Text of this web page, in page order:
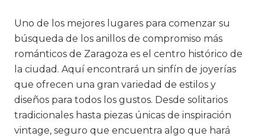
Uno de los mejores lugares para comenzar su
búsqueda de los anillos de compromiso más
románticos de Zaragoza es el centro histórico de
la ciudad. Aquí encontrará un sinfín de joyerías
que ofrecen una gran variedad de estilos y
diseños para todos los gustos. Desde solitarios
tradicionales hasta piezas únicas de inspiración
vintage, seguro que encuentra algo que hará